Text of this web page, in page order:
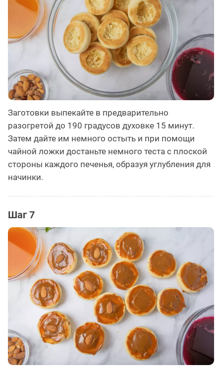
Заготовки выпекайте в предварительно
разогретой до 190 градусов духовке 15 минут.
Затем дайте им немного остыть и при помощи
чайной ложки достаньте немного теста с плоской
стороны каждого печенья, образуя углубления для
начинки.
Шаг 7